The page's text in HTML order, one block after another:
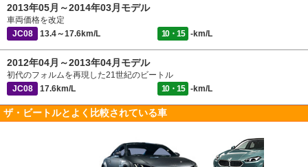
2013年05月～2014年03月モデル
車両価格を改定
JC08
13.4～17.6km/L 10・15 -km/L
2012年04月～2013年04月モデル
初代のフォルムを再現した21世紀のビートル
JC08
17.6km/L 10・15 -km/L
ザ・ビートルとよく比較されている車